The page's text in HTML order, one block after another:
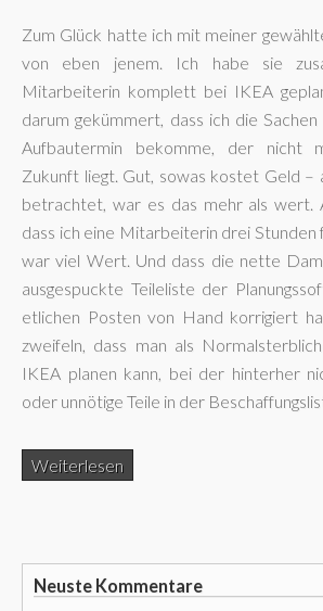
Zum Glück hatte ich mit meiner
von eben jenem. Ich habe sie
Mitarbeiterin komplett bei IKEA
darum gekümmert, dass ich die
Aufbautermin bekomme, der nicht
Zukunft liegt. Gut, sowas kostet Geld –
betrachtet, war es das mehr als wert.
dass ich eine Mitarbeiterin drei Stunden
war viel Wert. Und dass die nette
ausgespuckte Teileliste der
etlichen Posten von Hand korrigiert
zweifeln, dass man als
IKEA planen kann, bei der hinterher
oder unnötige Teile in der
Weiterlesen
Neuste Kommentare